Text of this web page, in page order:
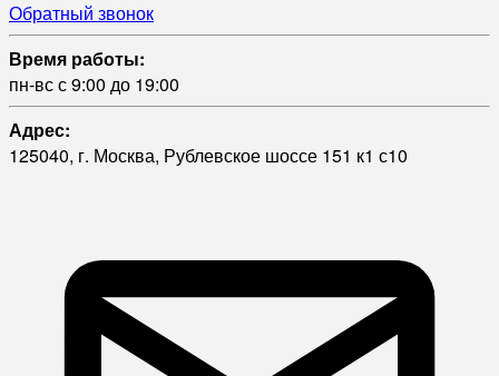
Обратный звонок
Время работы:
пн-вс с 9:00 до 19:00
Адрес:
125040, г. Москва, Рублевское шоссе 151 к1 с10